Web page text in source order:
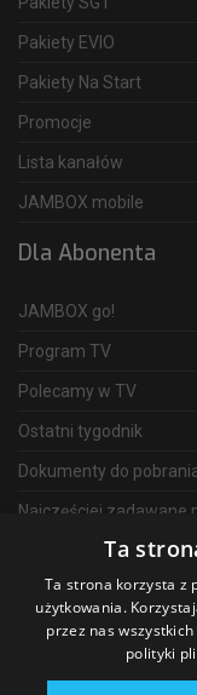
Pakiety EVIO
Pakiety Na Start
Promocje
Lista kanałów
JAMBOX mobile
Dla Abonenta
JAMBOX go!
Program TV
Polecamy w TV
Ostatni tygodnik
Dokumenty do
Najczęściej zadawane
Telewizja
Ta
Ta strona korzysta z
użytkowania.
przez nas
polityki